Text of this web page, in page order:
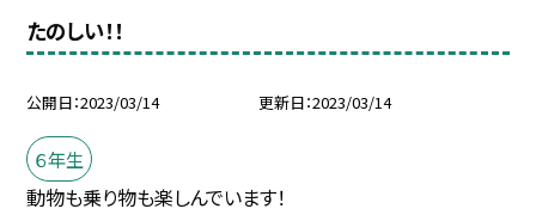
たのしい！！
公開日 2023/03/14 更新日 2023/03/14
６年生
動物も乗り物も楽しんでいます！